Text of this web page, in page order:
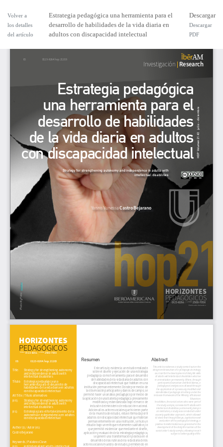
Volver a
los detalles
del artículo
Estrategia pedagógica una herramienta para el
desarrollo de habilidades de la vida diaria en
adultos con discapacidad intelectual
Descargar
Descargar
PDF